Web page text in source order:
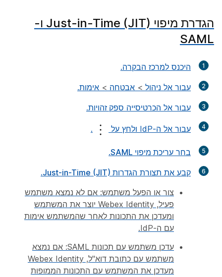
הגדרת מיפוי Just-in-Time (JIT) ו-
SAML
1 היכנס למרכז הבקרה.
2 עבור אל ניהול > אבטחה > אימות.
3 עבור אל הכרטיסייה ספק זהויות.
4 עבור אל ה-IdP ולחץ על .
5 בחר עריכת מיפוי SAML .
6 קבע את תצורת הגדרות Just-in-Time (JIT)
.
צור או הפעל משתמש: אם לא נמצא משתמש
פעיל, Webex Identity יוצר את המשתמש
ומעדכן את התכונות לאחר שהמשתמש אימות
עם ה-IdP.
עדכן משתמש עם תכונות SAML: אם נמצא
משתמש עם כתובת דוא"ל, Webex Identity
מעדכן את המשתמש עם התכונות הממופות